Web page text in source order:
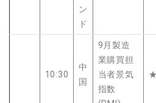
ン
ド
10:30
中
国
9月製造
業購買担
当者景気
指数